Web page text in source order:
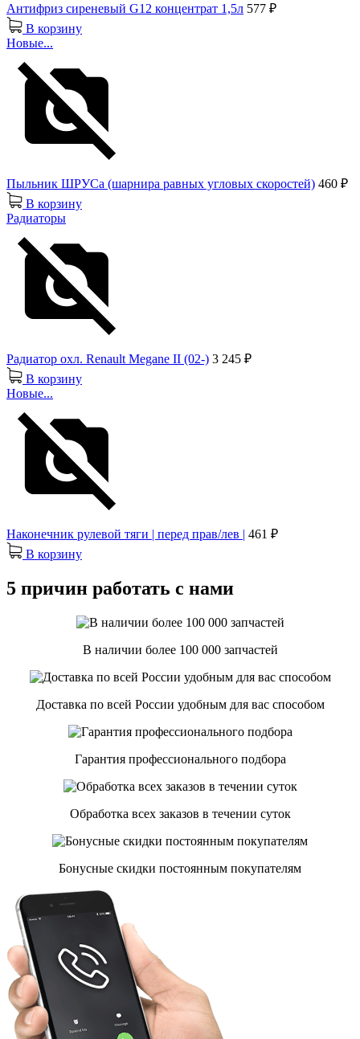
Антифриз сиреневый G12 концентрат 1,5л 577 ₽
В корзину
Новые...
Пыльник ШРУСа (шарнира равных угловых скоростей) 460 ₽
В корзину
Радиаторы
Радиатор охл. Renault Megane II (02-) 3 245 ₽
В корзину
Новые...
Наконечник рулевой тяги | перед прав/лев | 461 ₽
В корзину
5 причин работать с нами
В наличии более 100 000 запчастей
Доставка по всей России удобным для вас способом
Гарантия профессионального подбора
Обработка всех заказов в течении суток
Бонусные скидки постоянным покупателям